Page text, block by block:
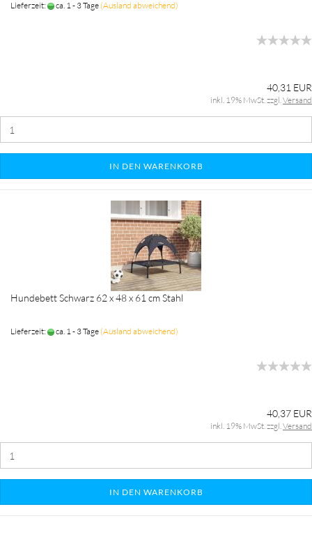
Lieferzeit: ca. 1 - 3 Tage (Ausland abweichend)
40,31 EUR
inkl. 19% MwSt. zzgl.Versand
IN DEN WARENKORB
Hundebett Schwarz 62 x 48 x 61 cm Stahl
Lieferzeit: ca. 1 - 3 Tage (Ausland abweichend)
40,37 EUR
inkl. 19% MwSt. zzgl.Versand
IN DEN WARENKORB